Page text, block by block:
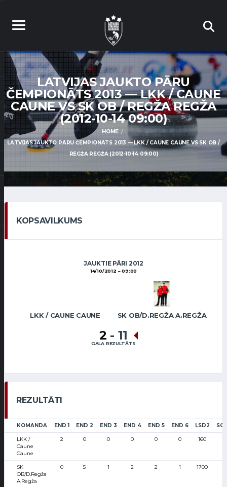
LATVIJAS JAUKTO PĀRU
ČEMPIONĀTS 2013 — LKK / CAUNE
CAUNE VS SK OB / REGŽA REGŽA
(2012-10-14 09:00)
HOME
LATVIJAS JAUKTO PĀRU ČEMPIONĀTS 2013 — LKK / CAUNE CAUNE VS SK OB /
REGŽA REGŽA (2012-10-14 09:00)
KOPSAVILKUMS
JAUKTIE PĀRI 2012
14/10/2012 09:00
LKK / CAUNE CAUNE SK OB/D.REGŽA A.REGŽA
2 - 11
GALA REZULTĀTS
REZULTĀTI
KOMANDA END 1 END 2 END 3 END 4 END 5 END 6 LSD2
LKK /
Caune
Caune
2 0 0 0 0 0 160
SK
OB/D.Regža
A.Regža
0 5 1 2 2 1 1700